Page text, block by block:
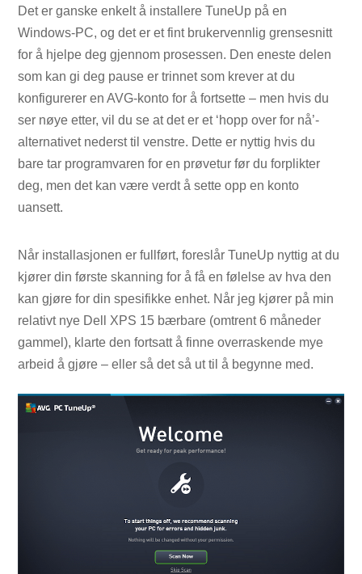
Det er ganske enkelt å installere TuneUp på en
Windows-PC, og det er et fint brukervennlig grensesnitt
for å hjelpe deg gjennom prosessen. Den eneste delen
som kan gi deg pause er trinnet som krever at du
konfigurerer en AVG-konto for å fortsette – men hvis du
ser nøye etter, vil du se at det er et ‘hopp over for nå’-
alternativet nederst til venstre. Dette er nyttig hvis du
bare tar programvaren for en prøvetur før du forplikter
deg, men det kan være verdt å sette opp en konto
uansett.
Når installasjonen er fullført, foreslår TuneUp nyttig at du
kjører din første skanning for å få en følelse av hva den
kan gjøre for din spesifikke enhet. Når jeg kjører på min
relativt nye Dell XPS 15 bærbare (omtrent 6 måneder
gammel), klarte den fortsatt å finne overraskende mye
arbeid å gjøre – eller så det så ut til å begynne med.